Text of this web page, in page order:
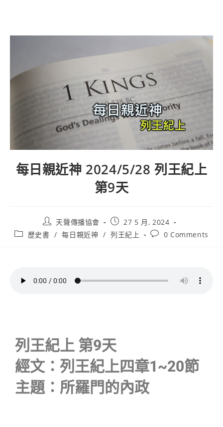
每日親近神 2024/5/28 列王紀上
第9天
天聲傳播協會
27 5 月, 2024
歷史書 / 每日親近神 / 列王紀上 0 Comments
列王紀上 第9天
經文：列王紀上四章1~20節
主題：所羅門的內政